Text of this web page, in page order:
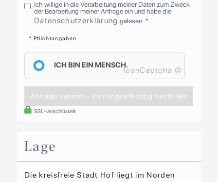
Ich willige in die Verarbeitung meiner Daten zum Zweck
der Bearbeitung meiner Anfrage ein und habe die
Datenschutzerklärung gelesen. *
* Pflichtangaben
Anfrage senden - zahlungspflichtig bestellen
SSL-verschlüsselt
ICH BIN EIN MENSCH.
IconCaptcha ©
Lage
Die kreisfreie Stadt Hof liegt im Norden